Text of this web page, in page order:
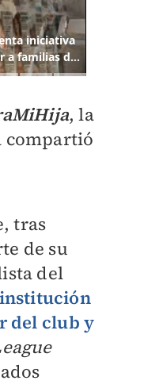
, la
compartió
tras
de su
del
del club y